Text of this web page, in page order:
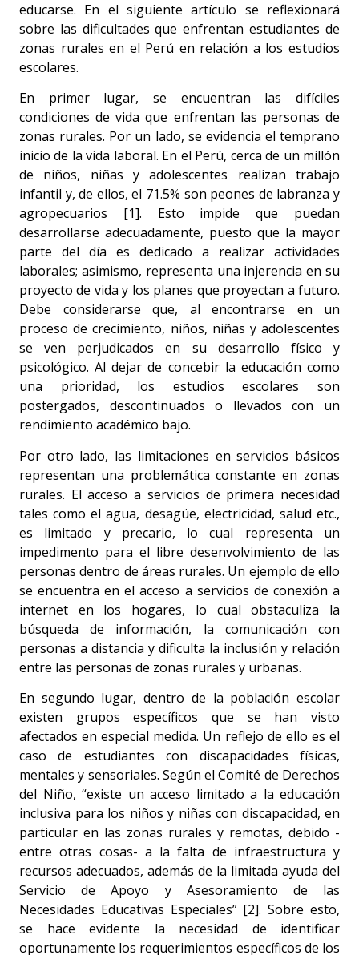
educarse. En el siguiente artículo se reflexionará
sobre las dificultades que enfrentan estudiantes de
zonas rurales en el Perú en relación a los estudios
escolares.
En primer lugar, se encuentran las difíciles
condiciones de vida que enfrentan las personas de
zonas rurales. Por un lado, se evidencia el temprano
inicio de la vida laboral. En el Perú, cerca de un millón
de niños, niñas y adolescentes realizan trabajo
infantil y, de ellos, el 71.5% son peones de labranza y
agropecuarios [1]. Esto impide que puedan
desarrollarse adecuadamente, puesto que la mayor
parte del día es dedicado a realizar actividades
laborales; asimismo, representa una injerencia en su
proyecto de vida y los planes que proyectan a futuro.
Debe considerarse que, al encontrarse en un
proceso de crecimiento, niños, niñas y adolescentes
se ven perjudicados en su desarrollo físico y
psicológico. Al dejar de concebir la educación como
una prioridad, los estudios escolares son
postergados, descontinuados o llevados con un
rendimiento académico bajo.
Por otro lado, las limitaciones en servicios básicos
representan una problemática constante en zonas
rurales. El acceso a servicios de primera necesidad
tales como el agua, desagüe, electricidad, salud etc.,
es limitado y precario, lo cual representa un
impedimento para el libre desenvolvimiento de las
personas dentro de áreas rurales. Un ejemplo de ello
se encuentra en el acceso a servicios de conexión a
internet en los hogares, lo cual obstaculiza la
búsqueda de información, la comunicación con
personas a distancia y dificulta la inclusión y relación
entre las personas de zonas rurales y urbanas.
En segundo lugar, dentro de la población escolar
existen grupos específicos que se han visto
afectados en especial medida. Un reflejo de ello es el
caso de estudiantes con discapacidades físicas,
mentales y sensoriales. Según el Comité de Derechos
del Niño, “existe un acceso limitado a la educación
inclusiva para los niños y niñas con discapacidad, en
particular en las zonas rurales y remotas, debido -
entre otras cosas- a la falta de infraestructura y
recursos adecuados, además de la limitada ayuda del
Servicio de Apoyo y Asesoramiento de las
Necesidades Educativas Especiales” [2]. Sobre esto,
se hace evidente la necesidad de identificar
oportunamente los requerimientos específicos de los